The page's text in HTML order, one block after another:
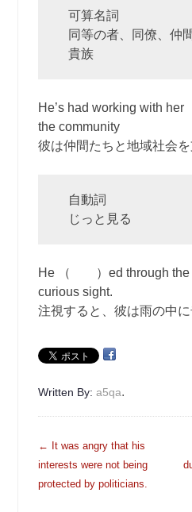
可算名詞
同等の者、同僚、仲
貴族
He’s had working with
the community
彼は仲間たちと地域社会を
自動詞
じっと見る
He （ ）ed through the
curious sight.
注視すると、彼は雨の中に
Written By:a5qa.
投
稿
ナ
←
It was angry that his
interests were not being
protected by politicians.